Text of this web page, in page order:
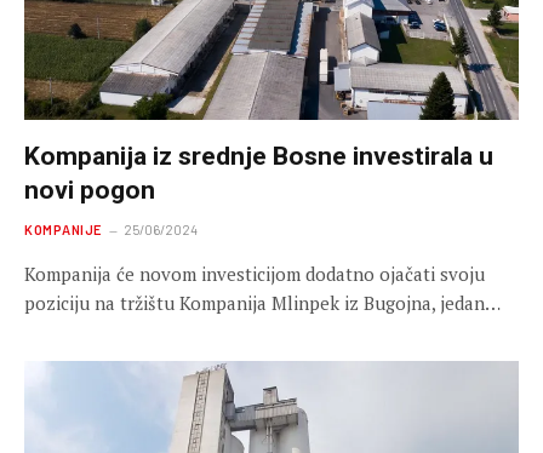
Kompanija iz srednje Bosne investirala u
novi pogon
KOMPANIJE 25/06/2024
Kompanija će novom investicijom dodatno ojačati svoju
poziciju na tržištu Kompanija Mlinpek iz Bugojna, jedan…